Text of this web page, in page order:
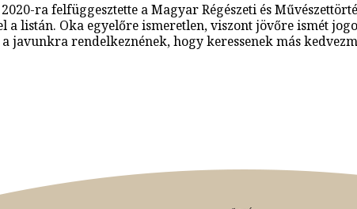
ra felfüggesztette a Magyar Régészeti és
a listán. Oka egyelőre ismeretlen, viszont jövőre ismét
javunkra rendelkeznének, hogy keressenek más